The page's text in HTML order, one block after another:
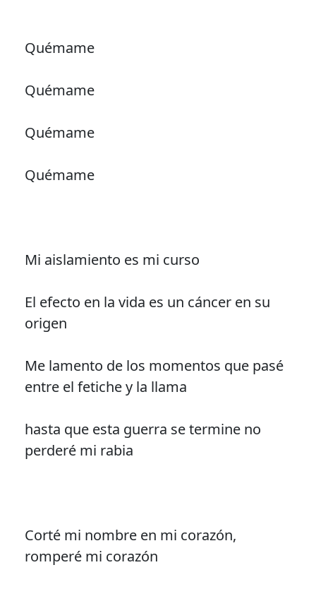
Quémame
Quémame
Quémame
Quémame
Mi aislamiento es mi curso
El efecto en la vida es un cáncer en su
origen
Me lamento de los momentos que pasé
entre el fetiche y la llama
hasta que esta guerra se termine no
perderé mi rabia
Corté mi nombre en mi corazón,
romperé mi corazón